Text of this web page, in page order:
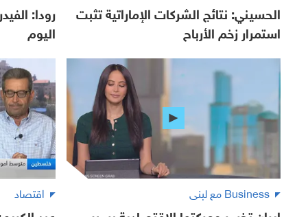
الحسيني: نتائج الشركات الإماراتية تثبت
استمرار زخم الأرباح
رودا:
اليوم
Business مع لبنى اقتصاد